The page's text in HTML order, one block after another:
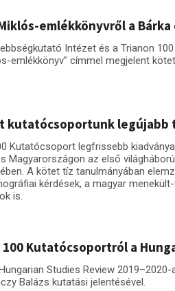
emlékkönyvről a
Intézet és a Trianon
emlékkönyv” címmel megjelent
kutatócsoportunk legújabb
Kutatócsoport legfrissebb
Magyarországon az első
A kötet tíz tanulmányában
kérdések, a magyar
is.
100 Kutatócsoportról a
Studies Review
Balázs kutatási jelentésével.